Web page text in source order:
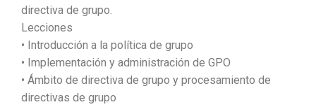
directiva de grupo.
Lecciones
• Introducción a la política de grupo
• Implementación y administración de GPO
• Ámbito de directiva de grupo y procesamiento de
directivas de grupo